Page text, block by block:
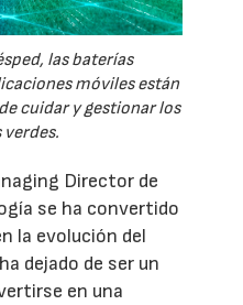
las baterías
móviles están
cuidar y gestionar los
verdes.
Director de
se ha convertido
la evolución del
dejado de ser un
en una